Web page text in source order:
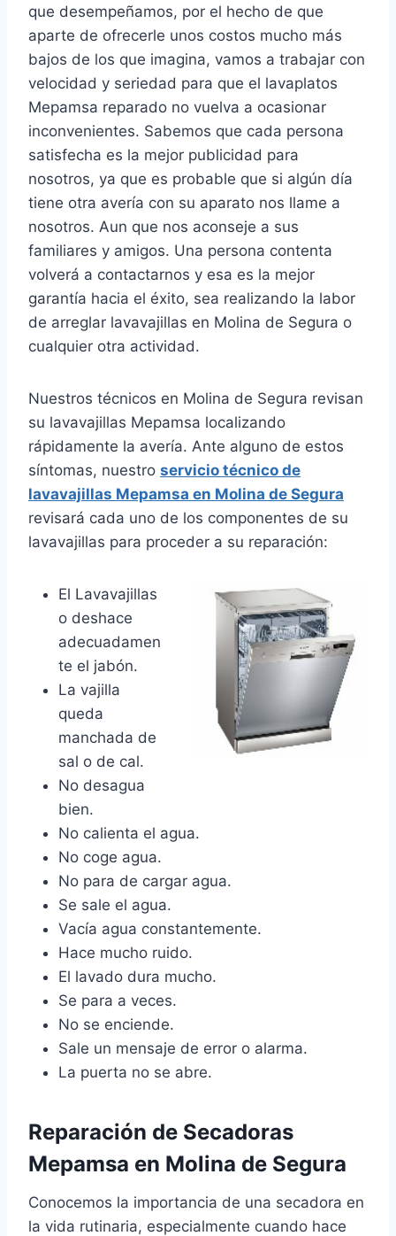
que desempeñamos, por el hecho de que
aparte de ofrecerle unos costos mucho más
bajos de los que imagina, vamos a trabajar con
velocidad y seriedad para que el lavaplatos
Mepamsa reparado no vuelva a ocasionar
inconvenientes. Sabemos que cada persona
satisfecha es la mejor publicidad para
nosotros, ya que es probable que si algún día
tiene otra avería con su aparato nos llame a
nosotros. Aun que nos aconseje a sus
familiares y amigos. Una persona contenta
volverá a contactarnos y esa es la mejor
garantía hacia el éxito, sea realizando la labor
de arreglar lavavajillas en Molina de Segura o
cualquier otra actividad.
Nuestros técnicos en Molina de Segura revisan
su lavavajillas Mepamsa localizando
rápidamente la avería. Ante alguno de estos
síntomas, nuestro servicio técnico de
lavavajillas Mepamsa en Molina de Segura
revisará cada uno de los componentes de su
lavavajillas para proceder a su reparación:
El Lavavajillas
o deshace
adecuadamen
te el jabón.
La vajilla
queda
manchada de
sal o de cal.
No desagua
bien.
No calienta el agua.
No coge agua.
No para de cargar agua.
Se sale el agua.
Vacía agua constantemente.
Hace mucho ruido.
El lavado dura mucho.
Se para a veces.
No se enciende.
Sale un mensaje de error o alarma.
La puerta no se abre.
Reparación de Secadoras
Mepamsa en Molina de Segura
Conocemos la importancia de una secadora en
la vida rutinaria, especialmente cuando hace